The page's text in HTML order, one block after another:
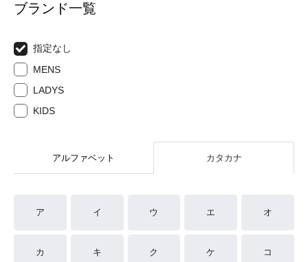
ブランド一覧
指定なし
MENS
LADYS
KIDS
アルファベット カタカナ
ア イ ウ エ オ
カ キ ク ケ コ